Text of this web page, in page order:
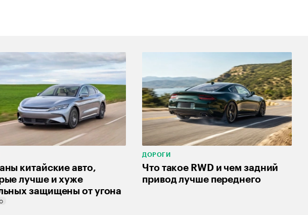
китайские авто,
лучше и хуже
защищены от угона
ДОРОГИ
Что такое RWD и чем задний
привод лучше переднего